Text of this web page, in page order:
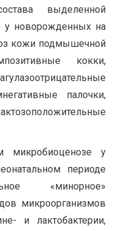
выделенной
у новорожденных на
кожи подмышечной
кокки,
палочки,
у
периоде
«минорное»
микроорганизмов
и лактобактерии,